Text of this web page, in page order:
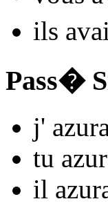
ils
Pass�
j' azur
tu azur
il azur